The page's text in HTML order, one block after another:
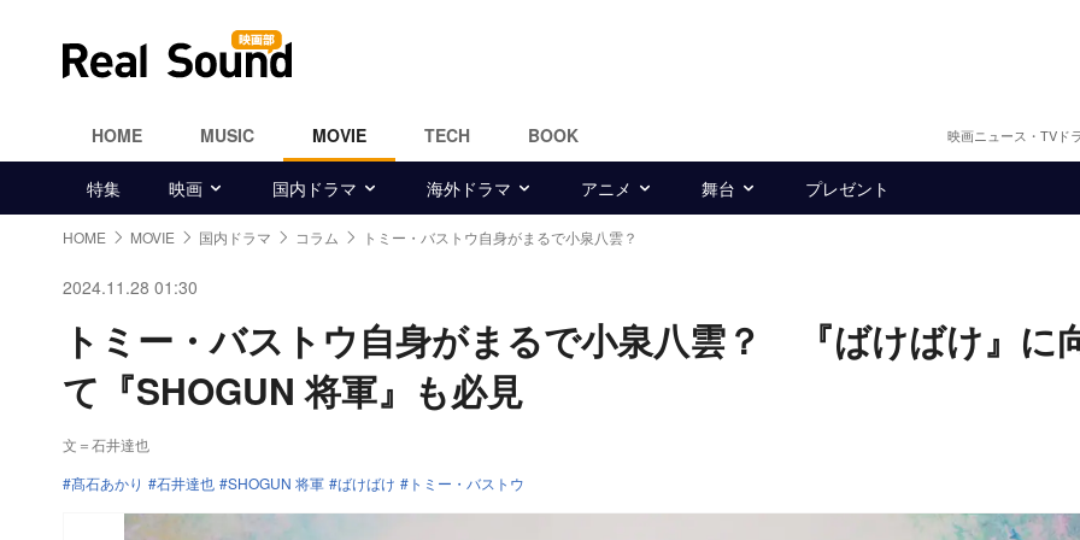
HOME MUSIC MOVIE TECH BOOK 映画ニュース・TVド
特集 映画 国内ドラマ 海外ドラマ アニメ 舞台 プレゼント
HOME MOVIE 国内ドラマ コラム トミー・バストウ自身がまるで小泉八雲？
2024.11.28 01:30
トミー・バストウ自身がまるで小泉八雲？ 『ばけばけ』に
て『SHOGUN 将軍』も必見
文＝石井達也
髙石あかり
石井達也 SHOGUN 将軍 ばけばけ トミー・バストウ